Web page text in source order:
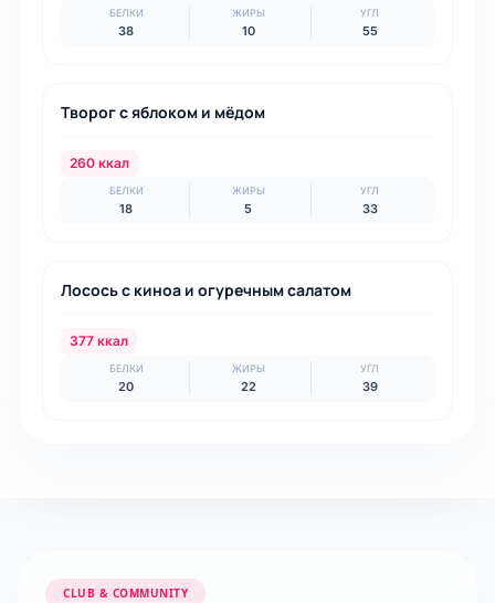
БЕЛКИ
38
ЖИРЫ
10
УГЛ
55
Творог с яблоком и мёдом
260 ккал
БЕЛКИ
18
ЖИРЫ
5
УГЛ
33
Лосось с киноа и огуречным салатом
377 ккал
БЕЛКИ
20
ЖИРЫ
22
УГЛ
39
CLUB & COMMUNITY